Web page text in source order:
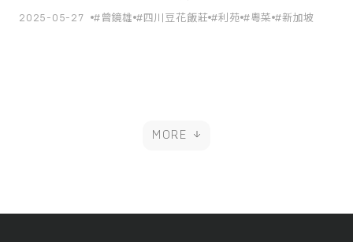
利他之心，以美食回饋社會。
2025-05-27 #曾鏡雄 #四川豆花飯莊 #利苑 #粵菜 #新加坡
MORE